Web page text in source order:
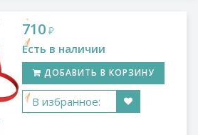
710 ₽
Есть в наличии
ДОБАВИТЬ В КОРЗИНУ
В избранное: